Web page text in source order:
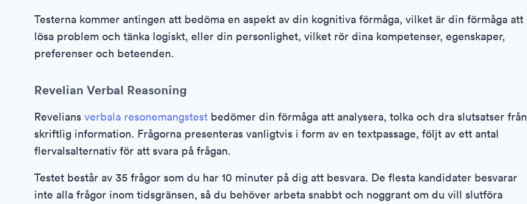
Testerna kommer antingen att bedöma en aspekt av din kognitiva förmåga, vilket är din förmåga att
lösa problem och tänka logiskt, eller din personlighet, vilket rör dina kompetenser, egenskaper,
preferenser och beteenden.
Revelian Verbal Reasoning
Revelians verbala resonemangstest bedömer din förmåga att analysera, tolka och dra slutsatser från
skriftlig information. Frågorna presenteras vanligtvis i form av en textpassage, följt av ett antal
flervalsalternativ för att svara på frågan.
Testet består av 35 frågor som du har 10 minuter på dig att besvara. De flesta kandidater besvarar
inte alla frågor inom tidsgränsen, så du behöver arbeta snabbt och noggrant om du vill slutföra